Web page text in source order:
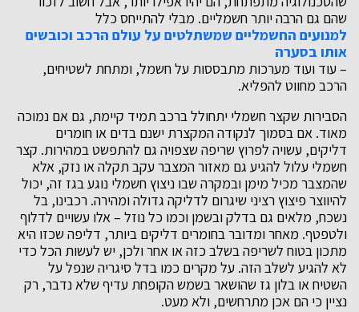
שהם גם הרבה יותר חשמליים. מבלי להתייחס כלל
למנועים החשמליים שמשתלטים על עולם הרכב וכובשים
אותו בסערה
– עוד ועוד מערכות מתבססות על חשמל, ומתחת לשטיחים,
הרכב מחווט להפליא.
הסבירות שקצר חשמלי יתחולל ברכב תמיד קיימת, גם אם נמוכה
מאוד. אם בסמוך לנקודה המקצרת ישנם בדים או חומרים
דליקים, עשויה לפרוץ שריפה שצפויה גם להתפשט במהירות. קצר
חשמלי עלול להגיע גם מאזור המצבר עקב תקלה או נזק, אלא
שהמצבר מכיל מימן ובמקרה שבו ניצוץ חשמלי נוגע בגז זה, יכול
להיווצר פיצוץ רציני שיגרום לדליקה גדולה ומהירה. רכבינו, בל
נשכח, מלאים גם בדלק ובשמן וכמו כל נוזל – אלו עשויים לדלוף
ולטפטף. מאחר ומדובר בחומרים דליקים ביותר, דליפה שכזו היא
מתכון בטוח לשריפה בשלב כזה או אחר ולכן, יש לעשות הכל כדי
לא להגיע לשלב הזה. על מקרים כמו בדל סיגריה שנפל על
השטיח או בלון גז שהושאר בשמש הקופחת עדיף שלא נדבר, רק
נציין כי הם אכן מתרחשים, ולא מעט.